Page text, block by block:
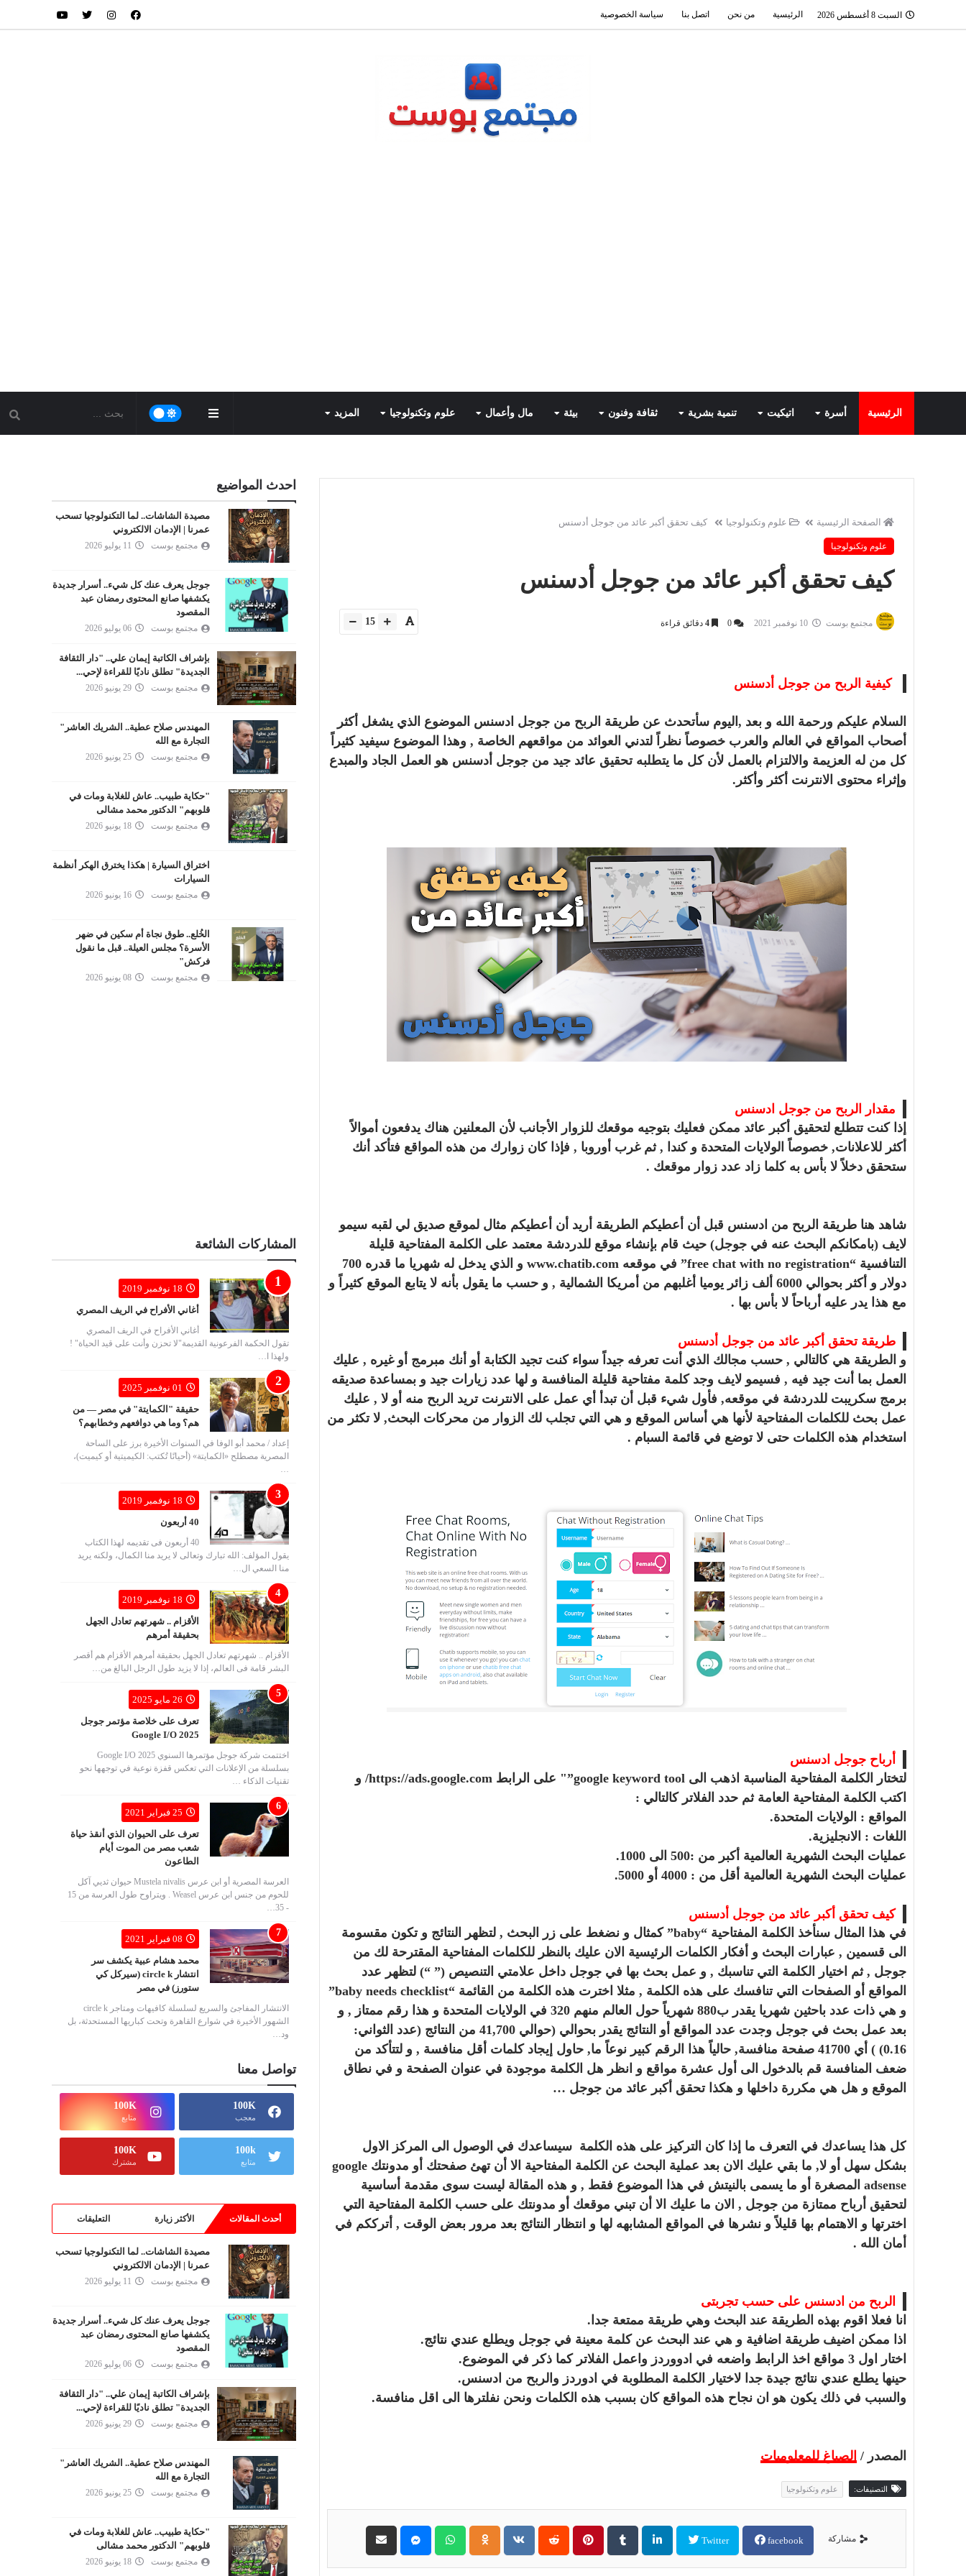
السبت 8 أغسطس 2026 الرئيسية من نحن اتصل بنا سياسة الخصوصية
عمرنا | الإدمان الالكتروني
الرئيسية أسرة اتيكيت تنمية بشرية ثقافة وفنون بيئة مال وأعمال علوم وتكنولوجيا المزيد
الصفحة الرئيسية علوم وتكنولوجيا كيف تحقق أكبر عائد من جوجل أدسنس
علوم وتكنولوجيا
كيف تحقق أكبر عائد من جوجل أدسنس
مجتمع بوست 0
4 دقائق قراءة 15
كيفية الربح من جوجل أدسنس
السلام عليكم ورحمة الله و بعد ,اليوم سأتحدث عن طريقة الربح من جوجل ادسنس الموضوع الذي يشغل أكثر
أصحاب المواقع في العالم والعرب خصوصاً نظراً لتدني العوائد من مواقعهم الخاصة , وهذا الموضوع سيفيد كثيراً
كل من له العزيمة والالتزام بالعمل لأن كل ما يتطلبه تحقيق عائد جيد من جوجل أدسنس هو العمل الجاد والمبدع
وإثراء محتوى الانترنت أكثر وأكثر.
مقدار الربح من جوجل ادسنس
إذا كنت تتطلع لتحقيق أكبر عائد ممكن فعليك بتوجيه موقعك للزوار الأجانب لأن المعلنين هناك يدفعون أموالاً
أكثر للاعلانات, خصوصاً الولايات المتحدة و كندا , ثم غرب أوروبا , فإذا كان زوارك من هذه المواقع فتأكد أنك
ستحقق دخلاً لا بأس به كلما زاد عدد زوار موقعك .
شاهد هنا طريقة الربح من ادسنس قبل أن أعطيكم الطريقة أريد أن أعطيكم مثال لموقع صديق لي لقبه سيمو
لايف (بامكانكم البحث عنه في جوجل) حيث قام بإنشاء موقع للدردشة معتمد على الكلمة المفتاحية قليلة
التنافسية “free chat with no registration” في موقعه www.chatib.com و الذي يدخل له شهريا ما قدره 700
دولار و أكثر بحوالي 6000 ألف زائر يوميا أغلبهم من أمريكا الشمالية , و حسب ما يقول بأنه لا يتابع الموقع كثيراً و
مع هذا يدر عليه أرباحاً لا بأس بها .
طريقة تحقق أكبر عائد من جوجل أدسنس
و الطريقة هي كالتالي , حسب مجالك الذي أنت تعرفه جيداً سواء كنت تجيد الكتابة أو أنك مبرمج أو غيره , عليك
العمل بما أنت جيد فيه , فسيمو لايف وجد كلمة مفتاحية قليلة المنافسة و لها عدد زيارات جيد و بمساعدة صديقه
برمج سكريبت للدردشة في موقعه, فأول شيء قبل أن تبدأ أي عمل على الانترنت تريد الربح منه أو لا , عليك
عمل بحث للكلمات المفتاحية لأنها هي أساس الموقع و هي التي تجلب لك الزوار من محركات البحث, لا تكثر من
استخدام هذه الكلمات حتى لا توضع في قائمة السبام .
أرباح جوجل ادسنس
لتختار الكلمة المفتاحية المناسبة اذهب الى google keyword tool”" على الرابط https://ads.google.com/ و
اكتب الكلمة المفتاحية العامة ثم حدد الفلاتر كالتالي :
المواقع : الولايات المتحدة.
اللغات : الانجليزية.
عمليات البحث الشهرية العالمية أكبر من :500 الى 1000.
عمليات البحث الشهرية العالمية أقل من : 4000 أو 5000.
كيف تحقق أكبر عائد من جوجل أدسنس
في هذا المثال سنأخذ الكلمة المفتاحية “baby” كمثال و نضغط على زر البحث , لتظهر النتائج و تكون مقسومة
الى قسمين , عبارات البحث و أفكار الكلمات الرئيسية الان عليك بالنظر للكلمات المفتاحية المقترحة لك من
جوجل , ثم اختيار الكلمة التي تناسبك , و عمل بحث بها في جوجل داخل علامتي التنصيص (” “) لتظهر عدد
المواقع أو الصفحات التي تنافسك على هذه الكلمة , مثلا اخترت هذه الكلمة من القائمة “baby needs checklist”
و هي ذات عدد باحثين شهريا يقدر ب880 شهرياً حول العالم منهم 320 في الولايات المتحدة و هذا رقم ممتاز , و
بعد عمل بحث في جوجل وجدت عدد المواقع أو النتائج يقدر بحوالي (حوالي 41,700 من النتائج (عدد الثواني:
0.16) ) أي 41700 صفحة منافسة, حالياً هذا الرقم كبير نوعاً ما, حاول إيجاد كلمات أقل منافسة , و لتتأكد من
ضعف المنافسة قم بالدخول الى أول عشرة مواقع و انظر هل الكلمة موجودة في عنوان الصفحة و في نطاق
الموقع و هل هي مكررة داخلها و هكذا تحقق أكبر عائد من جوجل …
كل هذا يساعدك في التعرف ما إذا كان التركيز على هذه الكلمة سيساعدك في الوصول الى المركز الاول
بشكل سهل أو لا, ما بقي عليك الان بعد عملية البحث عن الكلمة المفتاحية الا أن تهئ صفحتك أو مدونتك google
adsense المصغرة أو ما يسمى بالنيتش في هذا الموضوع فقط , و هذه المقالة ليست سوى مقدمة أساسية
لتحقيق أرباح ممتازة من جوجل , الان ما عليك الا أن تبني موقعك أو مدونتك على حسب الكلمة المفتاحية التي
اخترتها و الاهتمام بها قليلاً و نشرها في المواقع المشابهه لها و انتظار النتائج بعد مرور بعض الوقت , أترككم في
أمان الله .
الربح من ادسنس على حسب تجربتى
انا فعلا اقوم بهذه الطريقة عند البحث وهي طريقة ممتعة جدا.
اذا ممكن اضيف طريقة اضافية و هي عند البحث عن كلمة معينة في جوجل ويطلع عندي نتائج.
اختار اول 3 مواقع اخذ الرابط واضعه في ادووردز واعمل الفلاتر كما ذكر في الموضوع.
حينها يطلع عندي نتائج جيدة جدا لاختيار الكلمة المطلوبة في ادوردز والربح من ادسنس.
والسبب في ذلك يكون هو ان نجاح هذه المواقع كان بسبب هذه الكلمات ونحن نفلترها الى اقل منافسة.
المصدر / الصباغ للمعلوميات
التصنيفات: علوم وتكنولوجيا
مشاركة facebook
Twitter
احدث المواضيع
مصيدة الشاشات.. لما التكنولوجيا تسحب
عمرنا | الإدمان الالكتروني
مجتمع بوست 11 يوليو 2026
جوجل يعرف عنك كل شيء.. أسرار جديدة
يكشفها صانع المحتوى رمضان عبد
المقصود
مجتمع بوست 06 يوليو 2026
بإشراف الكاتبة إيمان علي.. "دار الثقافة
الجديدة" تطلق ناديًا للقراءة لإحي...
مجتمع بوست 29 يونيو 2026
المهندس صلاح عطية.. الشريك العاشر"
التجارة مع الله
مجتمع بوست 25 يونيو 2026
"حكاية طبيب.. عاش للغلابة ومات في
قلوبهم" الدكتور محمد مشالى
مجتمع بوست 18 يونيو 2026
اختراق السيارة | هكذا يخترق الهكر أنظمة
السيارات
مجتمع بوست 16 يونيو 2026
الخُلع.. طوق نجاة أم سكين في ضهر
الأسرة؟ مجلس العيلة.. قبل ما نقول
فركش"
مجتمع بوست 08 يونيو 2026
المشاركات الشائعة
18 نوفمبر 2019
أغاني الأفراح في الريف المصري
أغاني الأفراح في الريف المصري
تقول الحكمة الفرعونية القديمة"لا تحزن وأنت على قيد الحياة" !
ولهذا ا…
01 نوفمبر 2025
حقيقة "الكمايتة" في مصر — من
هم؟ وما هي دوافعهم وخطابهم؟
إعداد / محمد أبو الوفا في السنوات الأخيرة برز على الساحة
المصرية مصطلح «الكمايتة» (أحيانًا تُكتب: الكيميتية أو كيميت)،
18 نوفمبر 2019
40 أربعون
40 أربعون فى تقديمه لهذا الكتاب
يقول المؤلف: الله تبارك وتعالى لا يريد منا الكمال، ولكنه يريد
منا السعي ال…
18 نوفمبر 2019
الأقزام .. شهرتهم تعادل الجهل
بحقيقة أمرهم
الأقزام .. شهرتهم تعادل الجهل بحقيقة أمرهم الأقزام هم أقصر
البشر قامة فى العالم، إذا لا يزيد طول الرجل البالغ من…
26 مايو 2025
تعرف على خلاصة مؤتمر جوجل
Google I/O 2025
اختتمت شركة جوجل مؤتمرها السنوي Google I/O 2025
بسلسلة من الإعلانات التي تعكس قفزة نوعية في توجهها نحو
تقنيات الذكاء …
25 فبراير 2021
تعرف على الحيوان الذي أنقذ حياة
شعب مصر من الموت أيام
الطاعون
العرسة المصرية أو ابن عرس Mustela nivalis حيوان ثديي آكل
للحوم من جنس ابن عرس Weasel . ويتراوح طول العرسة من 15
- 35…
08 فبراير 2021
محمد هشام عبية يكشف سر
انتشار circle k (سيركل كي
ستورز) في مصر
الشهور الأخيرة في شوارع القاهرة وتحت كباريها المستحدثة، بل
ود…
تواصل معنا
100K
معجب
100K
متابع
100k
متابع
100K
مشترك
أحدث المقالات الأكثر زيارة التعليقات
مصيدة الشاشات.. لما التكنولوجيا تسحب
عمرنا | الإدمان الالكتروني
مجتمع بوست 11 يوليو 2026
جوجل يعرف عنك كل شيء.. أسرار جديدة
يكشفها صانع المحتوى رمضان عبد
المقصود
مجتمع بوست 06 يوليو 2026
بإشراف الكاتبة إيمان علي.. "دار الثقافة
الجديدة" تطلق ناديًا للقراءة لإحي...
مجتمع بوست 29 يونيو 2026
المهندس صلاح عطية.. الشريك العاشر"
التجارة مع الله
مجتمع بوست 25 يونيو 2026
"حكاية طبيب.. عاش للغلابة ومات في
قلوبهم" الدكتور محمد مشالى
مجتمع بوست 18 يونيو 2026